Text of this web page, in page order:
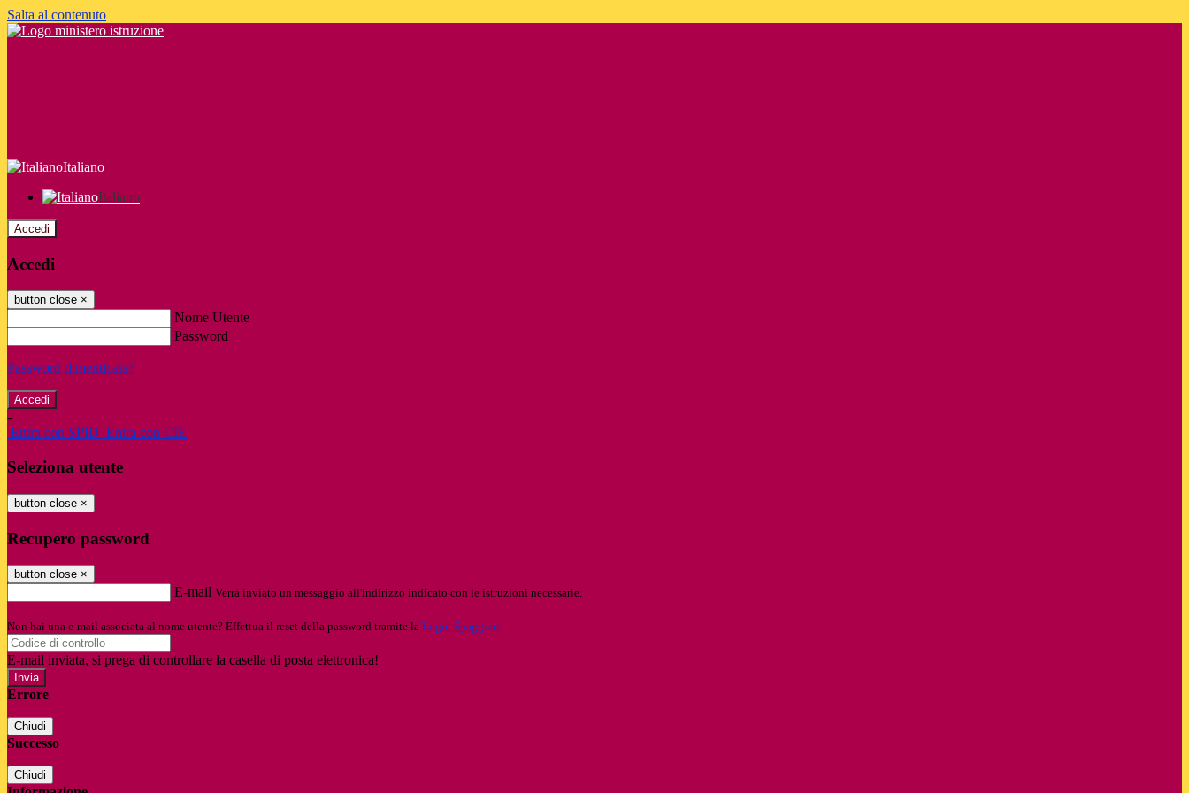
Salta al contenuto
Italiano
Italiano
Accedi
Accedi
button close ×
Nome Utente
Password
Password dimenticata?
-
Entra con SPID Entra con CIE
Seleziona utente
button close ×
Recupero password
button close ×
E-mail Verrà inviato un messaggio all'indirizzo indicato con le istruzioni necessarie.
Non hai una e-mail associata al nome utente? Effettua il reset della password tramite la Login Spaggiari
E-mail inviata, si prega di controllare la casella di posta elettronica!
Errore
Chiudi
Successo
Chiudi